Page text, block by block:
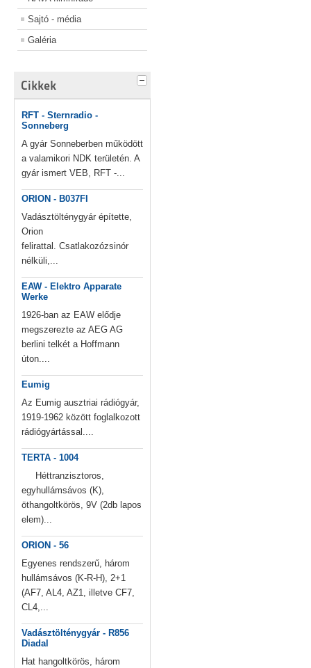
Sajtó - média
Galéria
Cikkek
RFT - Sternradio -
Sonneberg
A gyár Sonneberben működött
a valamikori NDK területén. A
gyár ismert VEB, RFT -...
ORION - B037FI
Vadásztölténygyár építette,
Orion
felirattal. Csatlakozózsinór
nélküli,...
EAW - Elektro Apparate
Werke
1926-ban az EAW elődje
megszerezte az AEG AG
berlini telkét a Hoffmann
úton....
Eumig
Az Eumig ausztriai rádiógyár,
1919-1962 között foglalkozott
rádiógyártással....
TERTA - 1004
Héttranzisztoros,
egyhullámsávos (K),
öthangoltkörös, 9V (2db lapos
elem)...
ORION - 56
Egyenes rendszerű, három
hullámsávos (K-R-H), 2+1
(AF7, AL4, AZ1, illetve CF7,
CL4,...
Vadásztölténygyár - R856
Diadal
Hat hangoltkörös, három